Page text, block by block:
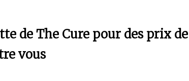
de The Cure pour des prix
vous